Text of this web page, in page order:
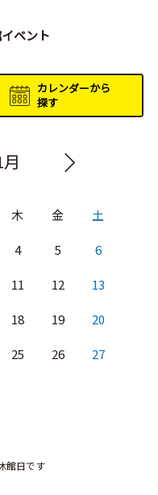
ベント
カレンダーから
探す
木 金 土
4 5 6
11 12 13
18 19 20
25 26 27
館日です